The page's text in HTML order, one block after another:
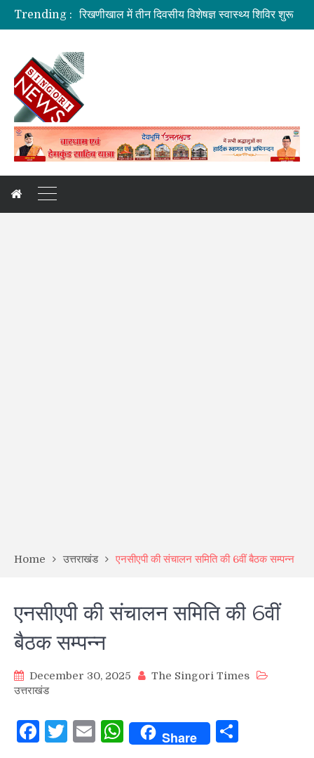
Trending :
रिखणीखाल में तीन दिवसीय विशेषज्ञ स्वास्थ्य शिविर शुरू
सहकारिता में हरियाणा व उत्तराखंड मिलकर करेंगे कामः डाॅ. धन सिंह रावत
मुख्यमंत्री से महानिदेशक एनसीसी ने की शिष्टाचार भेंट
Home उत्तराखंड एनसीएपी की संचालन समिति की 6वीं बैठक सम्पन्न
एनसीएपी की संचालन समिति की 6वीं
बैठक सम्पन्न
December 30, 2025
The Singori Times
उत्तराखंड
Facebook
Twitter
EmailWhatsApp
Share